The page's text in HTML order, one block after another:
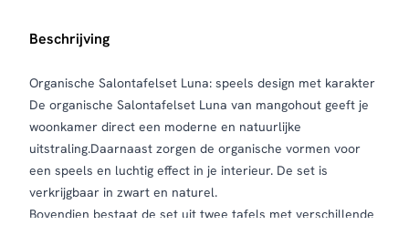
Beschrijving
Organische Salontafelset Luna: speels design met karakter
De organische Salontafelset Luna van mangohout geeft je
woonkamer direct een moderne en natuurlijke
uitstraling.Daarnaast zorgen de organische vormen voor
een speels en luchtig effect in je interieur. De set is
verkrijgbaar in zwart en naturel.
Bovendien bestaat de set uit twee tafels met verschillende